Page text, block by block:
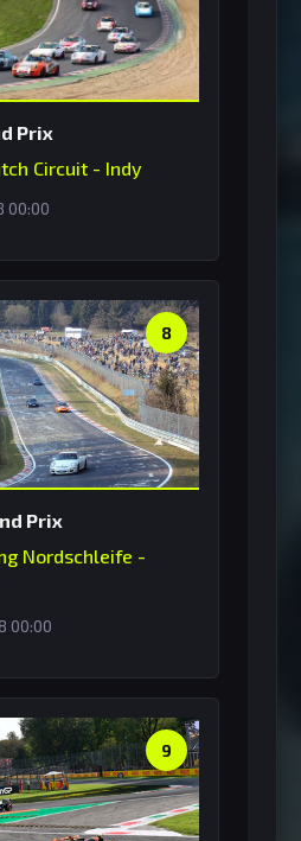
Prix
Circuit - Indy
00:00
8
Prix
Nordschleife -
00:00
9